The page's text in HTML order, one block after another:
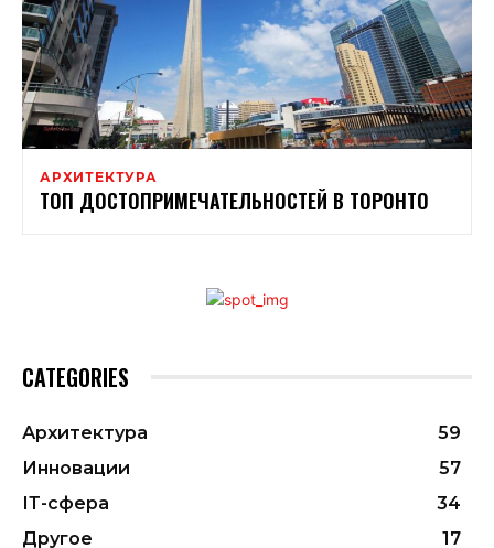
АРХИТЕКТУРА
ТОП ДОСТОПРИМЕЧАТЕЛЬНОСТЕЙ В ТОРОНТО
CATEGORIES
Архитектура
59
Инновации
57
ІТ-сфера
34
Другое
17